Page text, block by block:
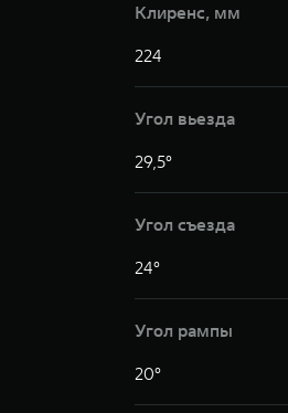
Клиренс, мм
224
Угол вьезда
29,5°
Угол съезда
24°
Угол рампы
20°